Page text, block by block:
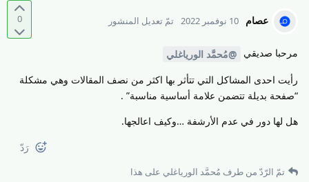
0 عصام 10 نوفمبر 2022 تمّ تعديل المنشور
مرحبا صديقي @مُحمَّد الورياغلي
رأيت احدى المشاكل التي تتأثر بها اكثر من نصف المقالات وهي مشكلة
“صفحة بديلة تتضمن علامة أساسية مناسبة” .
هل لها دور في عدم الأرشفة …وكيف اعالجها.
رَدّ
تمّ الرّدّ من طرف مُحمَّد الورياغلي على هذا